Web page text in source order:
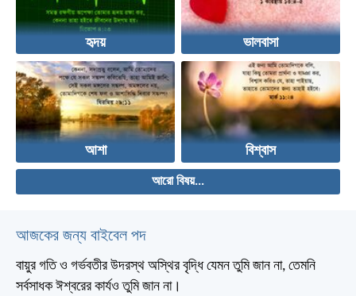
হৃদয় ভালবাসা
আশা বিশ্বাস
আরো বিষয়...
আজকের জন্য বাইবেল পদ
বায়ুর গতি ও গর্ভবতীর উদরস্থ অস্থির বৃদ্ধি যেমন তুমি জান না, তেমনি
সর্বসাধক ঈশ্বরের কার্যও তুমি জান না।